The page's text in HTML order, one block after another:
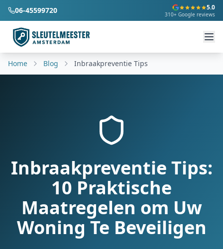
06-45599720 5.0
310+ Google reviews
Home Blog Inbraakpreventie Tips
Inbraakpreventie Tips:
10 Praktische
Maatregelen om Uw
Woning Te Beveiligen